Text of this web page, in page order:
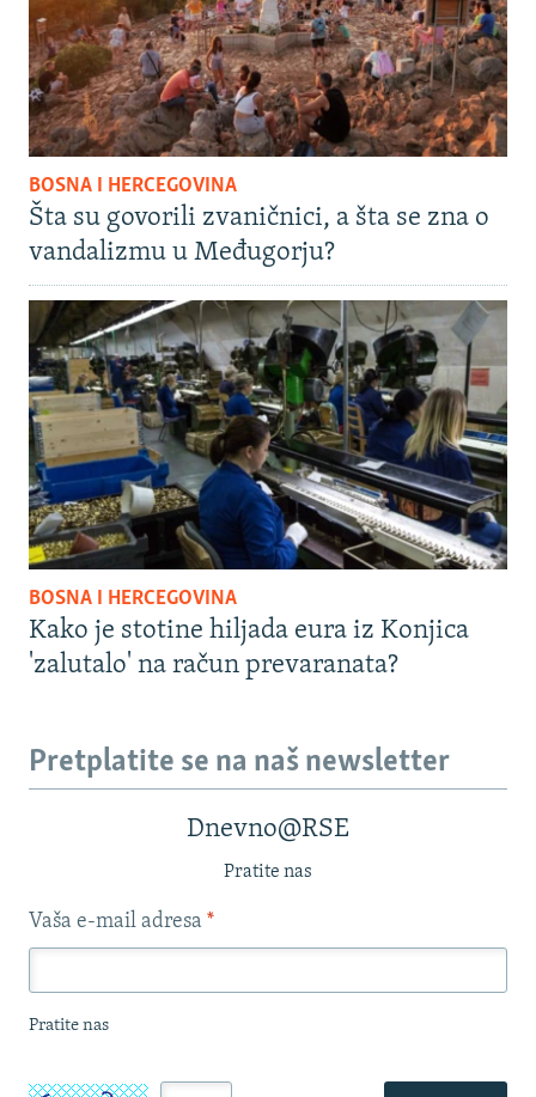
BOSNA I HERCEGOVINA
Šta su govorili zvaničnici, a šta se zna o
vandalizmu u Međugorju?
BOSNA I HERCEGOVINA
Kako je stotine hiljada eura iz Konjica
'zalutalo' na račun prevaranata?
Pretplatite se na naš newsletter
Dnevno@RSE
Pratite nas
Vaša e-mail adresa *
Pratite nas